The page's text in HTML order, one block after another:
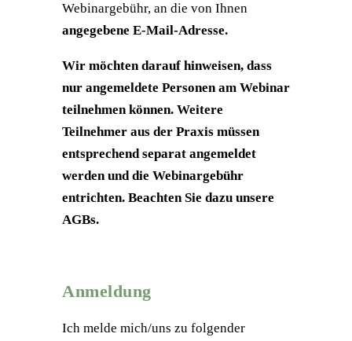
Webinargebühr, an die von Ihnen
angegebene E-Mail-Adresse.
Wir möchten darauf hinweisen, dass
nur angemeldete Personen am Webinar
teilnehmen können. Weitere
Teilnehmer aus der Praxis müssen
entsprechend separat angemeldet
werden und die Webinargebühr
entrichten. Beachten Sie dazu unsere
AGBs.
Anmeldung
Ich melde mich/uns zu folgender